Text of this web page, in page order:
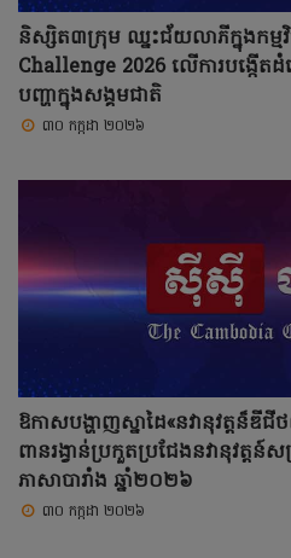
និស្សិត៣ក្រុម ឈ្នះជ័យលាភីក្នុងកម្មវិ
Challenge 2026 លើការបង្ក
បញ្ហាក្នុងសង្គមជាតិ
៣០ កក្កដា ២០២៦
ឱកាសបង្ហាញស្នាដៃ«នវានុវត្តន៏ឌី
ពានរង្វាន់ប្រកួតប្រជែងនវានុវត្ត
ភាសាបារាំង ឆ្នាំ២០២៦
៣០ កក្កដា ២០២៦